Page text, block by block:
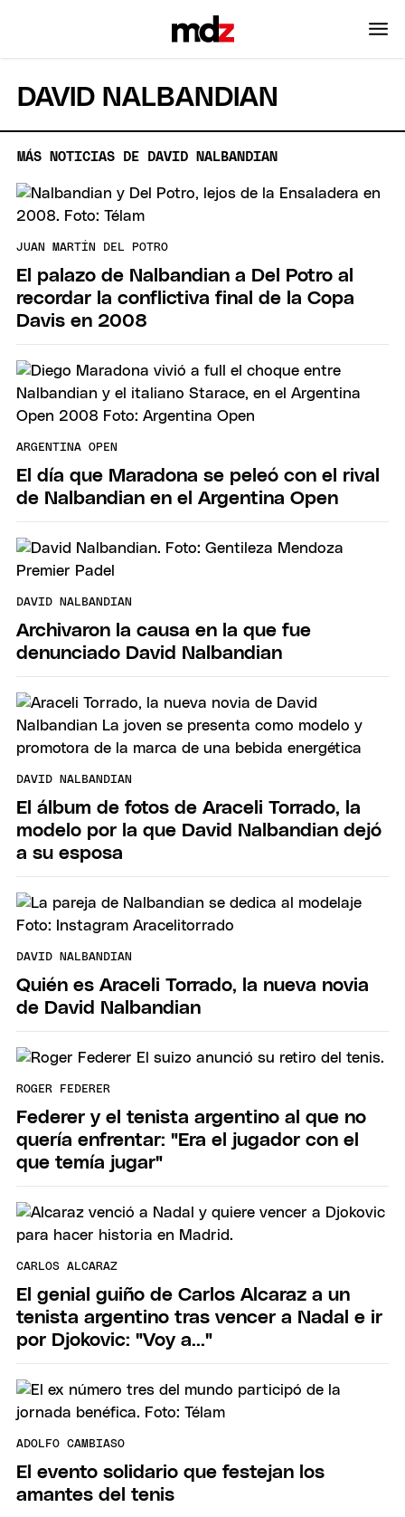
DAVID NALBANDIAN
MÁS NOTICIAS DE DAVID NALBANDIAN
JUAN MARTÍN DEL POTRO
El palazo de Nalbandian a Del Potro al
recordar la conflictiva final de la Copa
Davis en 2008
ARGENTINA OPEN
El día que Maradona se peleó con el rival
de Nalbandian en el Argentina Open
DAVID NALBANDIAN
Archivaron la causa en la que fue
denunciado David Nalbandian
DAVID NALBANDIAN
El álbum de fotos de Araceli Torrado, la
modelo por la que David Nalbandian dejó
a su esposa
DAVID NALBANDIAN
Quién es Araceli Torrado, la nueva novia
de David Nalbandian
ROGER FEDERER
Federer y el tenista argentino al que no
quería enfrentar: "Era el jugador con el
que temía jugar"
CARLOS ALCARAZ
El genial guiño de Carlos Alcaraz a un
tenista argentino tras vencer a Nadal e ir
por Djokovic: "Voy a..."
ADOLFO CAMBIASO
El evento solidario que festejan los
amantes del tenis